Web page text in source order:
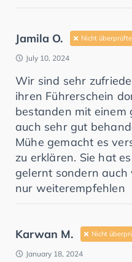
Jamila O. Nicht
July 10, 2024
Wir sind sehr
ihren Führerschein
bestanden mit einem
auch sehr gut
Mühe gemacht es
zu erklären. Sie hat
gelernt sondern
nur weiterempfehlen
Karwan M. Nicht
January 18, 2024